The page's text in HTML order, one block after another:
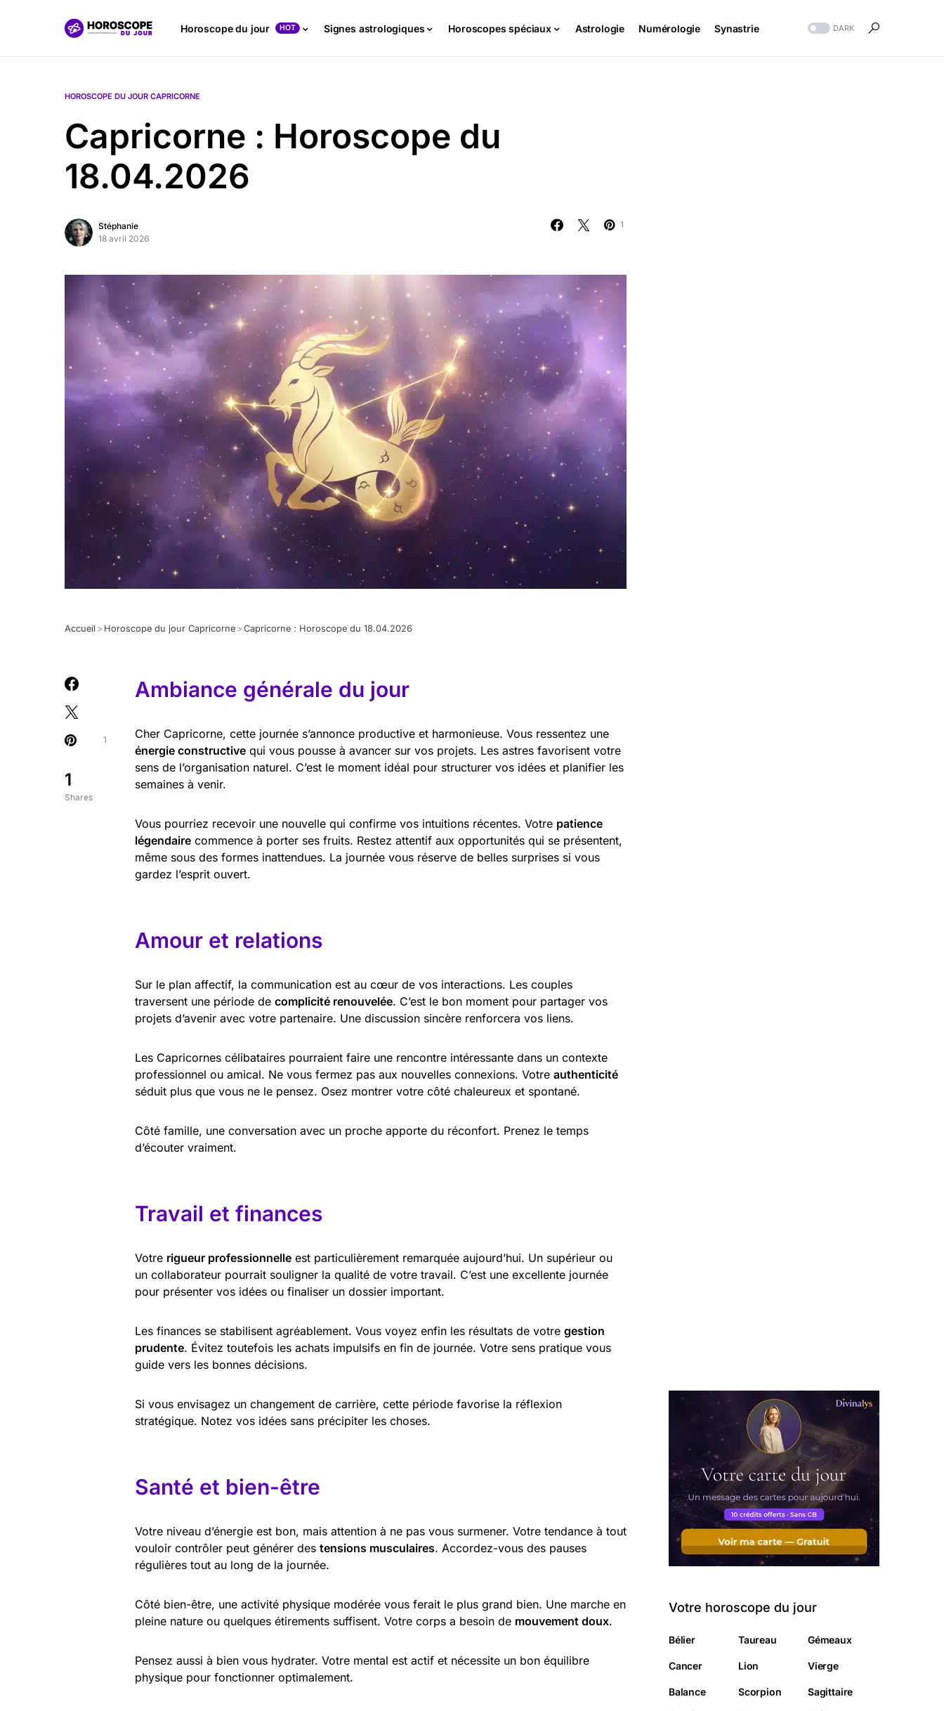
Horoscope du jour HOT Signes astrologiques Horoscopes spéciaux Astrologie Numérologie Synastrie DARK
HOROSCOPE DU JOUR CAPRICORNE
Capricorne : Horoscope du
18.04.2026
Stéphanie
18 avril 2026
1
Accueil > Horoscope du jour Capricorne >Capricorne : Horoscope du 18.04.2026
1
Shares
1
Ambiance générale du jour
Cher Capricorne, cette journée s’annonce productive et harmonieuse. Vous ressentez une
énergie constructive qui vous pousse à avancer sur vos projets. Les astres favorisent votre
sens de l’organisation naturel. C’est le moment idéal pour structurer vos idées et planifier les
semaines à venir.
Vous pourriez recevoir une nouvelle qui confirme vos intuitions récentes. Votre patience
légendaire commence à porter ses fruits. Restez attentif aux opportunités qui se présentent,
même sous des formes inattendues. La journée vous réserve de belles surprises si vous
gardez l’esprit ouvert.
Amour et relations
Sur le plan affectif, la communication est au cœur de vos interactions. Les couples
traversent une période de complicité renouvelée. C’est le bon moment pour partager vos
projets d’avenir avec votre partenaire. Une discussion sincère renforcera vos liens.
Les Capricornes célibataires pourraient faire une rencontre intéressante dans un contexte
professionnel ou amical. Ne vous fermez pas aux nouvelles connexions. Votre authenticité
séduit plus que vous ne le pensez. Osez montrer votre côté chaleureux et spontané.
Côté famille, une conversation avec un proche apporte du réconfort. Prenez le temps
d’écouter vraiment.
Travail et finances
Votre rigueur professionnelle est particulièrement remarquée aujourd’hui. Un supérieur ou
un collaborateur pourrait souligner la qualité de votre travail. C’est une excellente journée
pour présenter vos idées ou finaliser un dossier important.
Les finances se stabilisent agréablement. Vous voyez enfin les résultats de votre gestion
prudente. Évitez toutefois les achats impulsifs en fin de journée. Votre sens pratique vous
guide vers les bonnes décisions.
Si vous envisagez un changement de carrière, cette période favorise la réflexion
stratégique. Notez vos idées sans précipiter les choses.
Santé et bien-être
Votre niveau d’énergie est bon, mais attention à ne pas vous surmener. Votre tendance à tout
vouloir contrôler peut générer des tensions musculaires. Accordez-vous des pauses
régulières tout au long de la journée.
Côté bien-être, une activité physique modérée vous ferait le plus grand bien. Une marche en
pleine nature ou quelques étirements suffisent. Votre corps a besoin de mouvement doux.
Pensez aussi à bien vous hydrater. Votre mental est actif et nécessite un bon équilibre
physique pour fonctionner optimalement.
Votre horoscope du jour
Bélier Taureau Gémeaux
Cancer Lion Vierge
Balance Scorpion Sagittaire